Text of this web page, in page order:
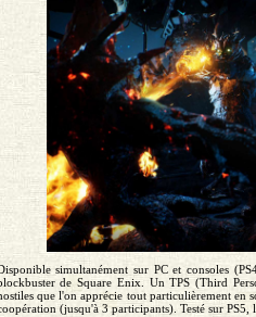
simultanément sur PC et consoles
de Square Enix. Un TPS (Third
que l'on apprécie tout particulièrement en
(jusqu'à 3 participants). Testé sur PS5,